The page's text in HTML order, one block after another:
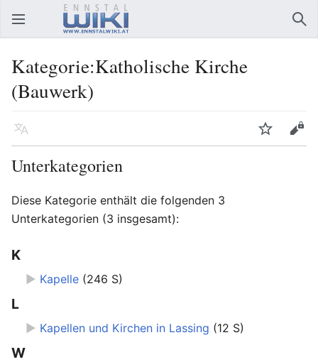
Hauptmenü öffnen
Kategorie:Katholische Kirche
(Bauwerk)
Sprache Beobachten Bearbeiten
Unterkategorien
Diese Kategorie enthält die folgenden 3
Unterkategorien (3 insgesamt):
K
► Kapelle (246 S)
L
► Kapellen und Kirchen in Lassing (12 S)
W